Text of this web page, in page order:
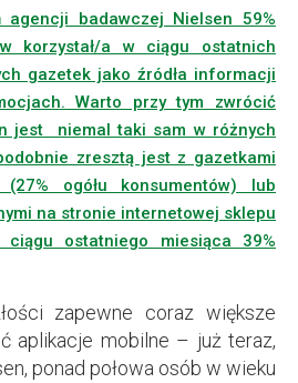
badawczej Nielsen 59%
korzystał/a w ciągu ostatnich
gazetek jako źródła informacji
Warto przy tym zwrócić
jest niemal taki sam w różnych
zresztą jest z gazetkami
(27% ogółu konsumentów) lub
na stronie internetowej sklepu
ciągu ostatniego miesiąca 39%
zapewne coraz większe
aplikacje mobilne – już teraz,
ponad połowa osób w wieku